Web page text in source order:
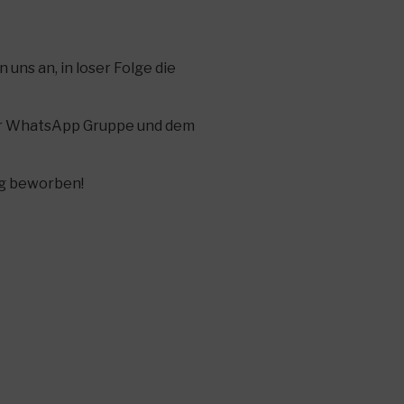
an, in loser Folge die
Gruppe und dem
beworben!